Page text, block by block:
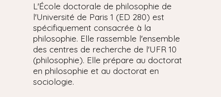
L'École doctorale de philosophie de
l'Université de Paris 1 (ED 280) est
spécifiquement consacrée à la
philosophie. Elle rassemble l'ensemble
des centres de recherche de l'UFR 10
(philosophie). Elle prépare au doctorat
en philosophie et au doctorat en
sociologie.